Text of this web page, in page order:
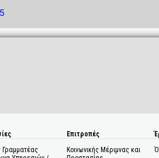
Γραμματέας
Επιτροπές
Κοινωνικής Μέριμνας και